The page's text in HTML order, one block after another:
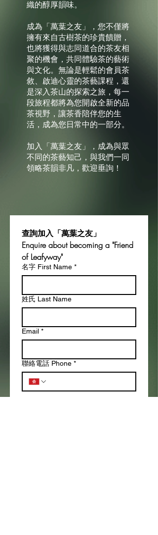
織的醇厚韻味。
成為「萬葉之友」，您不僅將
擁有來自古樹茶的珍貴饋贈，
也將獲得與志同道合的茶友相
聚的機會，共同體驗茶的藝術
與文化。無論是輕鬆的會員茶
敘、啟迪心靈的茶藝課程，還
是深入茶山的探索之旅，每一
段旅程都將為您開啟全新的品
茶視野，讓茶香陪伴您的生
活，成為您日常中的一部分。
加入「萬葉之友」，成為與眾
不同的茶藝知己，與我們一同
領略茶韻非凡，歡迎垂詢！
查詢加入「萬葉之友」
Enquire about becoming a "Friend
of Leafyway"
名字 First Name *
姓氏 Last Name
Email *
聯絡電話 Phone *